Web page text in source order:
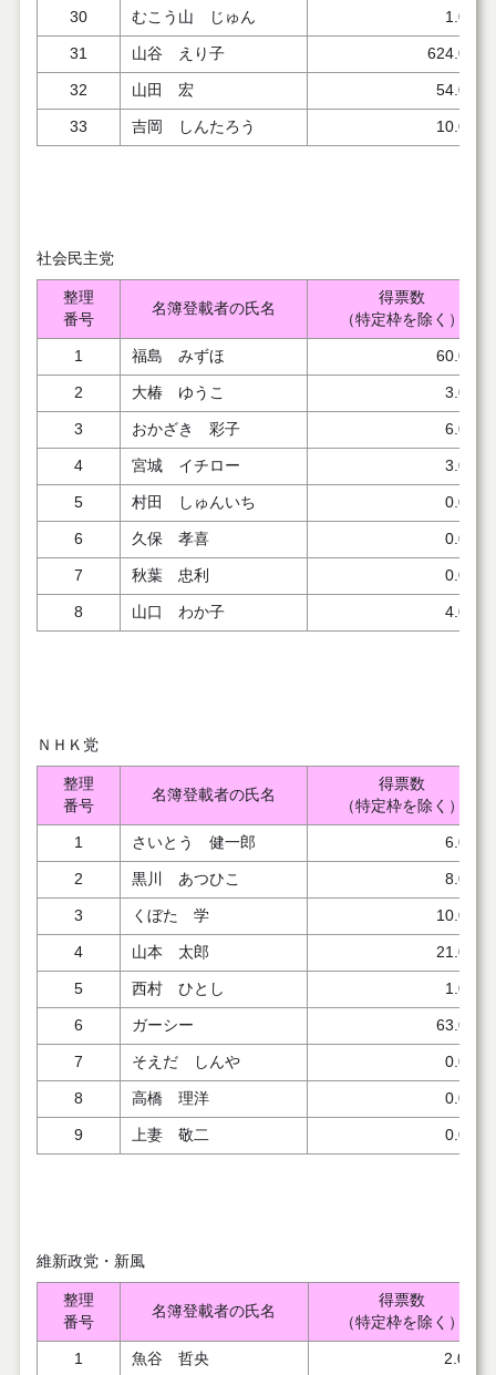
30 むこう山 じゅん 1.000
31 山谷 えり子 624.000
32 山田 宏 54.000
33 吉岡 しんたろう 10.000
社会民主党
整理
番号
名簿登載者の氏名
得票数
（特定枠を除く）
1 福島 みずほ 60.000
2 大椿 ゆうこ 3.000
3 おかざき 彩子 6.000
4 宮城 イチロー 3.000
5 村田 しゅんいち 0.000
6 久保 孝喜 0.000
7 秋葉 忠利 0.000
8 山口 わか子 4.000
ＮＨＫ党
整理
番号
名簿登載者の氏名
得票数
（特定枠を除く）
1 さいとう 健一郎 6.000
2 黒川 あつひこ 8.000
3 くぼた 学 10.000
4 山本 太郎 21.000
5 西村 ひとし 1.002
6 ガーシー 63.000
7 そえだ しんや 0.000
8 高橋 理洋 0.000
9 上妻 敬二 0.000
維新政党・新風
整理
番号
名簿登載者の氏名
得票数
（特定枠を除く）
1 魚谷 哲央 2.000